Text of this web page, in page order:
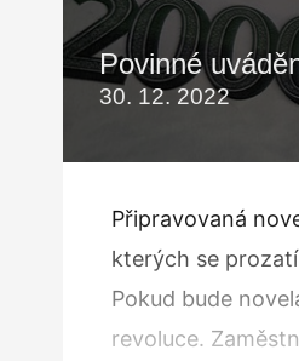
Povinné
30. 12. 2022
Připravovaná
kterých se
Pokud bude
revoluce.